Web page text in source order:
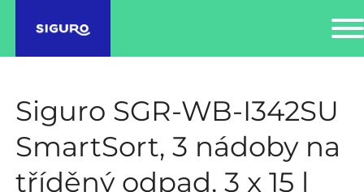
Siguro SGR-WB-I342SU
SmartSort, 3 nádoby na
tříděný odpad, 3 x 15 l